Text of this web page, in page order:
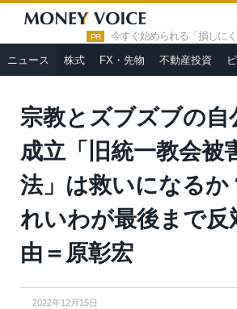
PR 今すぐ始められる「損しにく
ニュース 株式 FX・先物 不動産投資
HOME » ニュース »
宗教とズブズブの
教会被害者救済法」は救いになるか？共産党・
宗教とズブズブの自
成立「旧統一教会被
法」は救いになるか
れいわが最後まで反
由＝原彰宏
2022年12月15日